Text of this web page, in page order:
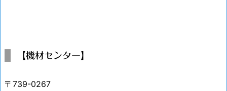
【機材センター】
〒739-0267